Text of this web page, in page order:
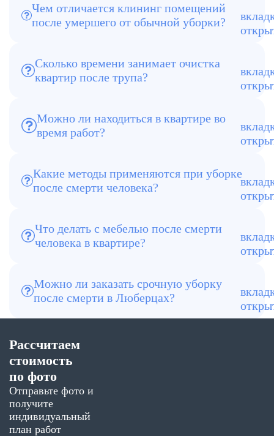
или продажи.
Чем отличается клининг помещений
после умершего от обычной уборки?
устранение биологических загрязнений,
работу с заражёнными зонами и
квартиры.
Сколько времени занимает очистка
квартир после трупа?
Очистка квартир после трупа занимает
от нескольких часов до 1–2 дней. Срок
Можно ли находиться в квартире во
время работ?
Находиться во время уборки не
рекомендуется, так как процесс связан с
устранением опасных загрязнений и
Какие методы применяются при уборке
после смерти человека?
Используются профессиональные
средства, озонаторы, генераторы
холодного тумана, специализированная
Что делать с мебелью после смерти
человека в квартире?
Если мебель сильно повреждена, её
рекомендуется утилизировать. В
Можно ли заказать срочную уборку
после смерти в Люберцах?
Да, доступен срочный выезд по
Люберцам. Бригада может приехать в
Рассчитаем
стоимость
по фото
Отправьте фото и
получите
индивидуальный
план работ